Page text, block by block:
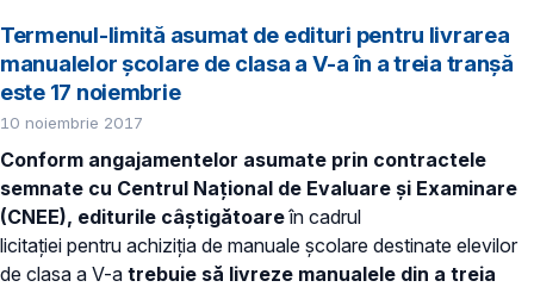
Termenul-limită asumat de edituri pentru livrarea
manualelor școlare de clasa a V-a în a treia tranșă
este 17 noiembrie
10 noiembrie 2017
Conform angajamentelor asumate prin contractele
semnate cu Centrul Național de Evaluare și Examinare
(CNEE), editurile câștigătoareîn cadrul
licitației pentru achiziția de manuale școlare destinate elevilor
de clasa a V-a trebuie să livreze manualele din a treia